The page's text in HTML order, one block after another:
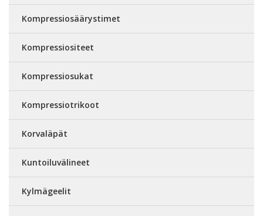
Kompressiosäärystimet
Kompressiositeet
Kompressiosukat
Kompressiotrikoot
Korvaläpät
Kuntoiluvälineet
Kylmägeelit